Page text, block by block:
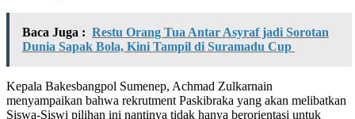
Baca Juga : Restu Orang Tua Antar Asyraf jadi Sorotan
Dunia Sapak Bola, Kini Tampil di Suramadu Cup
Kepala Bakesbangpol Sumenep, Achmad Zulkarnain
menyampaikan bahwa rekrutment Paskibraka yang akan melibatkan
Siswa-Siswi pilihan ini nantinya tidak hanya berorientasi untuk